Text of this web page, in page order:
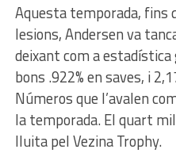
Aquesta temporada, fins
lesions, Andersen va
deixant com a
bons .922% en saves, i
Números que l’avalen
la temporada. El quart
lluita pel Vezina Trophy.